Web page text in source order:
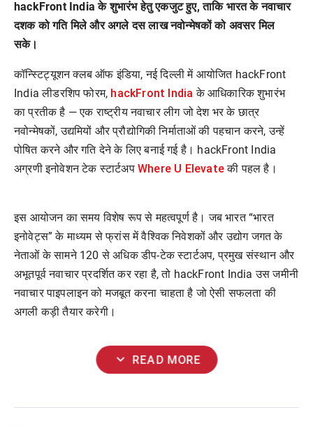
hackFront India के शुभारंभ हेतु एकजुट हुए, ताकि भारत के नवाचार
दशक को गति मिले और अगले दस लाख नवोन्मेषकों को अवसर मिल
सके।
कॉन्स्टिट्यूशन क्लब ऑफ इंडिया, नई दिल्ली में आयोजित hackFront
India लीडरशिप फोरम, hackFront India के आधिकारिक शुभारंभ
का प्रतीक है — एक राष्ट्रीय नवाचार लीग जो देश भर के छात्र
नवोन्मेषकों, उद्यमियों और प्रौद्योगिकी निर्माताओं की पहचान करने, उन्हें
पोषित करने और गति देने के लिए बनाई गई है। hackFront India
अग्रणी इनोवेशन टेक स्टार्टअप Where U Elevateकी पहल है।
इस आयोजन का समय विशेष रूप से महत्वपूर्ण है। जब भारत “भारत
इनोवेट्स” के माध्यम से फ्रांस में वैश्विक निवेशकों और उद्योग जगत के
नेताओं के सामने 120 से अधिक डीप-टेक स्टार्टअप, प्रमुख संस्थान और
अभूतपूर्व नवाचार प्रदर्शित कर रहा है, तो hackFront India उस जमीनी
नवाचार पाइपलाइन को मजबूत करना चाहता है जो ऐसी सफलता की
अगली कड़ी तैयार करेगी।
expand_more READ MORE